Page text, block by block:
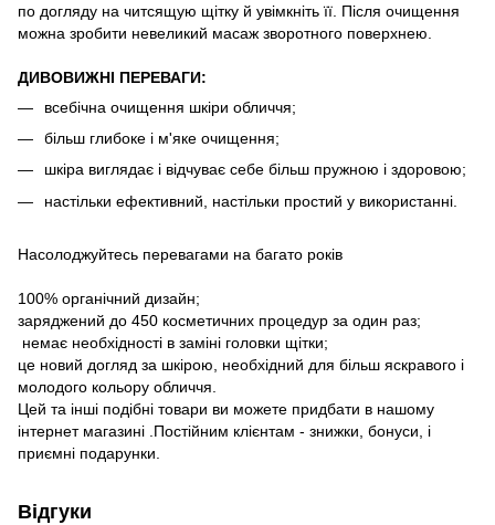
по догляду на читсящую щітку й увімкніть її. Після очищення
можна зробити невеликий масаж зворотного поверхнею.
ДИВОВИЖНІ ПЕРЕВАГИ:
всебічна очищення шкіри обличчя;
більш глибоке і м'яке очищення;
шкіра виглядає і відчуває себе більш пружною і здоровою;
настільки ефективний, настільки простий у використанні.
Насолоджуйтесь перевагами на багато років
100% органічний дизайн;
заряджений до 450 косметичних процедур за один раз;
немає необхідності в заміні головки щітки;
це новий догляд за шкірою, необхідний для більш яскравого і
молодого кольору обличчя.
Цей та інші подібні товари ви можете придбати в нашому
інтернет магазині .Постійним клієнтам - знижки, бонуси, і
приємні подарунки.
Відгуки